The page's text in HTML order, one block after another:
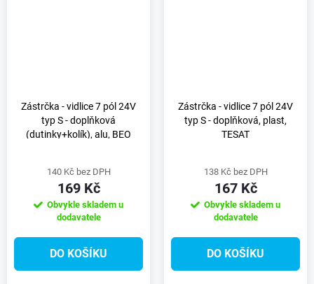
Zástrčka - vidlice 7 pól 24V
typ S - doplňková
(dutinky+kolík), alu, BEO
140 Kč bez DPH
169 Kč
Obvykle skladem u
dodavatele
DO KOŠÍKU
Zástrčka - vidlice 7 pól 24V
typ S - doplňková, plast,
TESAT
138 Kč bez DPH
167 Kč
Obvykle skladem u
dodavatele
DO KOŠÍKU